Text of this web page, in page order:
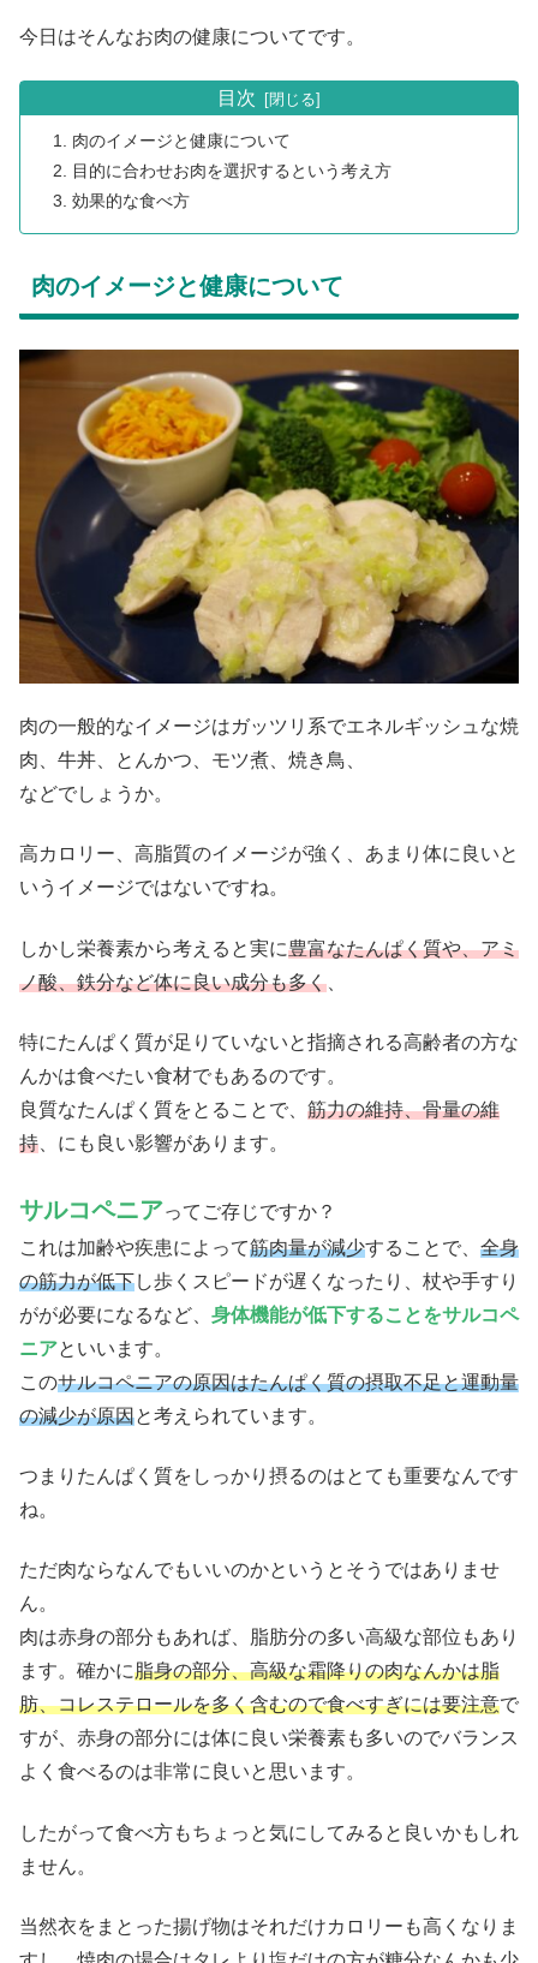
今日はそんなお肉の健康についてです。
目次
肉のイメージと健康について
目的に合わせお肉を選択するという考え方
効果的な食べ方
肉のイメージと健康について
肉の一般的なイメージはガッツリ系でエネルギッシュな焼
肉、牛丼、とんかつ、モツ煮、焼き鳥、
などでしょうか。
高カロリー、高脂質のイメージが強く、あまり体に良いと
いうイメージではないですね。
しかし栄養素から考えると実に豊富なたんぱく質や、アミ
ノ酸、鉄分など体に良い成分も多く
特にたんぱく質が足りていないと指摘される高齢者の方な
んかは食べたい食材でもあるのです。
良質なたんぱく質をとることで、 筋力の維持、骨量の維
持 、にも良い影響があります。
サルコペニアってご存じですか？
これは加齢や疾患によって筋肉量が減少することで、 全身
の筋力が低下し歩くスピードが遅くなったり、杖や手すり
がが必要になるなど、 身体機能が低下することをサルコペ
ニアといいます。
このサルコペニアの原因はたんぱく質の摂取不足と運動量
の減少が原因と考えられています。
つまりたんぱく質をしっかり摂るのはとても重要なんです
ね。
ただ肉ならなんでもいいのかというとそうではありませ
ん。
肉は赤身の部分もあれば、脂肪分の多い高級な部位もあり
ます。確かに脂身の部分、高級な霜降りの肉なんかは脂
肪、コレステロールを多く含むので食べすぎには要注意で
すが、赤身の部分には体に良い栄養素も多いのでバランス
よく食べるのは非常に良いと思います。
したがって食べ方もちょっと気にしてみると良いかもしれ
ません。
当然衣をまとった揚げ物はそれだけカロリーも高くなりま